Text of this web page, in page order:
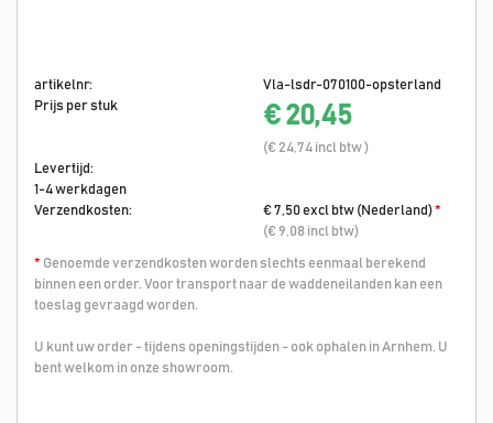
artikelnr:
Vla-lsdr-070100-opsterland
Prijs per stuk
€ 20,45
(€ 24,74 incl btw )
Levertijd:
1-4 werkdagen
Verzendkosten:
€ 7,50 excl btw (Nederland)*
(€ 9,08 incl btw)
* Genoemde verzendkosten worden slechts eenmaal berekend
binnen een order. Voor transport naar de waddeneilanden kan een
toeslag gevraagd worden.
U kunt uw order - tijdens openingstijden - ook ophalen in Arnhem. U
bent welkom in onze showroom.